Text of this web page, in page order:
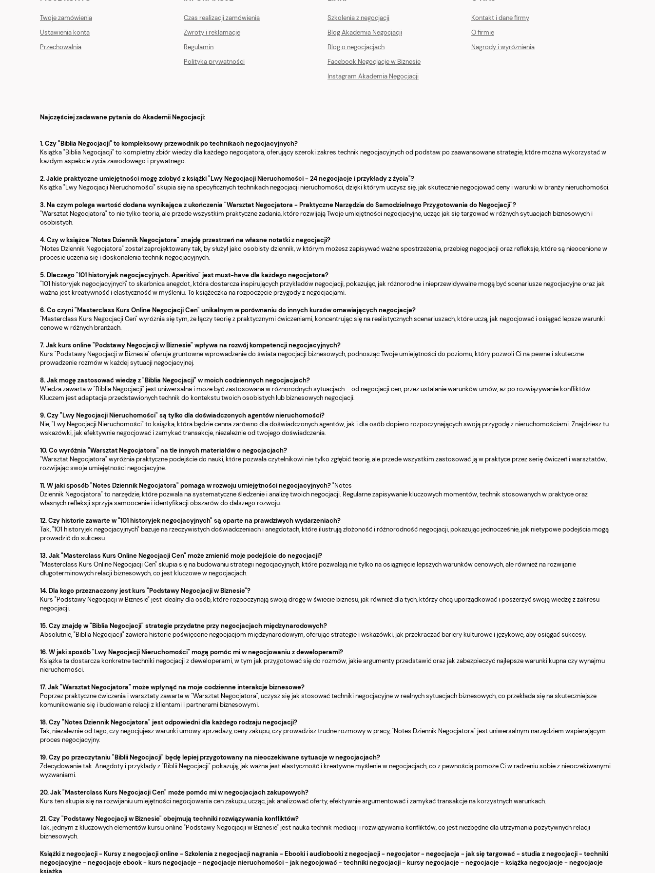
Twoje zamówienia
Ustawienia konta
Przechowalnia
Czas realizacji zamówienia
Zwroty i reklamacje
Regulamin
Polityka prywatności
Szkolenia z negocjacji
Blog Akademia Negocjacji
Blog o negocjacjach
Facebook Negocjacje w Biznesie
Instagram Akademia Negocjacji
Kontakt i dane firmy
O firmie
Nagrody i wyróżnienia
Najczęściej zadawane pytania do Akademii Negocjacji:
1. Czy "Biblia Negocjacji" to kompleksowy przewodnik po technikach negocjacyjnych?
Książka "Biblia Negocjacji" to kompletny zbiór wiedzy dla każdego negocjatora, oferujący szeroki zakres technik negocjacyjnych od podstaw po zaawansowane strategie, które można wykorzystać w
każdym aspekcie życia zawodowego i prywatnego.
2. Jakie praktyczne umiejętności mogę zdobyć z książki "Lwy Negocjacji Nieruchomości - 24 negocjacje i przykłady z życia"?
Książka "Lwy Negocjacji Nieruchomości" skupia się na specyficznych technikach negocjacji nieruchomości, dzięki którym uczysz się, jak skutecznie negocjować ceny i warunki w branży nieruchomości.
3. Na czym polega wartość dodana wynikająca z ukończenia "Warsztat Negocjatora - Praktyczne Narzędzia do Samodzielnego Przygotowania do Negocjacji"?
"Warsztat Negocjatora" to nie tylko teoria, ale przede wszystkim praktyczne zadania, które rozwijają Twoje umiejętności negocjacyjne, ucząc jak się targować w różnych sytuacjach biznesowych i
osobistych.
4. Czy w książce "Notes Dziennik Negocjatora" znajdę przestrzeń na własne notatki z negocjacji?
"Notes Dziennik Negocjatora" został zaprojektowany tak, by służył jako osobisty dziennik, w którym możesz zapisywać ważne spostrzeżenia, przebieg negocjacji oraz refleksje, które są nieocenione w
procesie uczenia się i doskonalenia technik negocjacyjnych.
5. Dlaczego "101 historyjek negocjacyjnych. Aperitivo" jest must-have dla każdego negocjatora?
"101 historyjek negocjacyjnych" to skarbnica anegdot, która dostarcza inspirujących przykładów negocjacji, pokazując, jak różnorodne i nieprzewidywalne mogą być scenariusze negocjacyjne oraz jak
ważna jest kreatywność i elastyczność w myśleniu. To książeczka na rozpoczęcie przygody z negocjacjami.
6. Co czyni "Masterclass Kurs Online Negocjacji Cen" unikalnym w porównaniu do innych kursów omawiających negocjacje?
"Masterclass Kurs Negocjacji Cen" wyróżnia się tym, że łączy teorię z praktycznymi ćwiczeniami, koncentrując się na realistycznych scenariuszach, które uczą, jak negocjować i osiągać lepsze warunki
cenowe w różnych branżach.
7. Jak kurs online "Podstawy Negocjacji w Biznesie" wpływa na rozwój kompetencji negocjacyjnych?
Kurs "Podstawy Negocjacji w Biznesie" oferuje gruntowne wprowadzenie do świata negocjacji biznesowych, podnosząc Twoje umiejętności do poziomu, który pozwoli Ci na pewne i skuteczne
prowadzenie rozmów w każdej sytuacji negocjacyjnej.
8. Jak mogę zastosować wiedzę z "Biblia Negocjacji" w moich codziennych negocjacjach?
Wiedza zawarta w "Biblia Negocjacji" jest uniwersalna i może być zastosowana w różnorodnych sytuacjach – od negocjacji cen, przez ustalanie warunków umów, aż po rozwiązywanie konfliktów.
Kluczem jest adaptacja przedstawionych technik do kontekstu twoich osobistych lub biznesowych negocjacji.
9. Czy "Lwy Negocjacji Nieruchomości" są tylko dla doświadczonych agentów nieruchomości?
Nie, "Lwy Negocjacji Nieruchomości" to książka, która będzie cenna zarówno dla doświadczonych agentów, jak i dla osób dopiero rozpoczynających swoją przygodę z nieruchomościami. Znajdziesz tu
wskazówki, jak efektywnie negocjować i zamykać transakcje, niezależnie od twojego doświadczenia.
10. Co wyróżnia "Warsztat Negocjatora" na tle innych materiałów o negocjacjach?
"Warsztat Negocjatora" wyróżnia praktyczne podejście do nauki, które pozwala czytelnikowi nie tylko zgłębić teorię, ale przede wszystkim zastosować ją w praktyce przez serię ćwiczeń i warsztatów,
rozwijając swoje umiejętności negocjacyjne.
11. W jaki sposób "Notes Dziennik Negocjatora" pomaga w rozwoju umiejętności negocjacyjnych?"Notes
Dziennik Negocjatora" to narzędzie, które pozwala na systematyczne śledzenie i analizę twoich negocjacji. Regularne zapisywanie kluczowych momentów, technik stosowanych w praktyce oraz
własnych refleksji sprzyja samoocenie i identyfikacji obszarów do dalszego rozwoju.
12. Czy historie zawarte w "101 historyjek negocjacyjnych" są oparte na prawdziwych wydarzeniach?
Tak, "101 historyjek negocjacyjnych" bazuje na rzeczywistych doświadczeniach i anegdotach, które ilustrują złożoność i różnorodność negocjacji, pokazując jednocześnie, jak nietypowe podejścia mogą
prowadzić do sukcesu.
13. Jak "Masterclass Kurs Online Negocjacji Cen" może zmienić moje podejście do negocjacji?
"Masterclass Kurs Online Negocjacji Cen" skupia się na budowaniu strategii negocjacyjnych, które pozwalają nie tylko na osiągnięcie lepszych warunków cenowych, ale również na rozwijanie
długoterminowych relacji biznesowych, co jest kluczowe w negocjacjach.
14. Dla kogo przeznaczony jest kurs "Podstawy Negocjacji w Biznesie"?
Kurs "Podstawy Negocjacji w Biznesie" jest idealny dla osób, które rozpoczynają swoją drogę w świecie biznesu, jak również dla tych, którzy chcą uporządkować i poszerzyć swoją wiedzę z zakresu
negocjacji.
15. Czy znajdę w "Biblia Negocjacji" strategie przydatne przy negocjacjach międzynarodowych?
Absolutnie, "Biblia Negocjacji" zawiera historie poświęcone negocjacjom międzynarodowym, oferując strategie i wskazówki, jak przekraczać bariery kulturowe i językowe, aby osiągać sukcesy.
16. W jaki sposób "Lwy Negocjacji Nieruchomości" mogą pomóc mi w negocjowaniu z deweloperami?
Książka ta dostarcza konkretne techniki negocjacji z deweloperami, w tym jak przygotować się do rozmów, jakie argumenty przedstawić oraz jak zabezpieczyć najlepsze warunki kupna czy wynajmu
nieruchomości.
17. Jak "Warsztat Negocjatora" może wpłynąć na moje codzienne interakcje biznesowe?
Poprzez praktyczne ćwiczenia i warsztaty zawarte w "Warsztat Negocjatora", uczysz się jak stosować techniki negocjacyjne w realnych sytuacjach biznesowych, co przekłada się na skuteczniejsze
komunikowanie się i budowanie relacji z klientami i partnerami biznesowymi.
18. Czy "Notes Dziennik Negocjatora" jest odpowiedni dla każdego rodzaju negocjacji?
Tak, niezależnie od tego, czy negocjujesz warunki umowy sprzedaży, ceny zakupu, czy prowadzisz trudne rozmowy w pracy, "Notes Dziennik Negocjatora" jest uniwersalnym narzędziem wspierającym
proces negocjacyjny.
19. Czy po przeczytaniu "Biblii Negocjacji" będę lepiej przygotowany na nieoczekiwane sytuacje w negocjacjach?
Zdecydowanie tak. Anegdoty i przykłady z "Biblii Negocjacji" pokazują, jak ważna jest elastyczność i kreatywne myślenie w negocjacjach, co z pewnością pomoże Ci w radzeniu sobie z nieoczekiwanymi
wyzwaniami.
20. Jak "Masterclass Kurs Negocjacji Cen" może pomóc mi w negocjacjach zakupowych?
Kurs ten skupia się na rozwijaniu umiejętności negocjowania cen zakupu, ucząc, jak analizować oferty, efektywnie argumentować i zamykać transakcje na korzystnych warunkach.
21. Czy "Podstawy Negocjacji w Biznesie" obejmują techniki rozwiązywania konfliktów?
Tak, jednym z kluczowych elementów kursu online "Podstawy Negocjacji w Biznesie" jest nauka technik mediacji i rozwiązywania konfliktów, co jest niezbędne dla utrzymania pozytywnych relacji
biznesowych.
Książki z negocjacji - Kursy z negocjacji online - Szkolenia z negocjacji nagrania - Ebooki i audiobooki z negocjacji - negocjator - negocjacja - jak się targować - studia z negocjacji - techniki
negocjacyjne - negocjacje ebook - kurs negocjacje - negocjacje nieruchomości - jak negocjować - techniki negocjacji - kursy negocjacje - negocjacje - książka negocjacje - negocjacje